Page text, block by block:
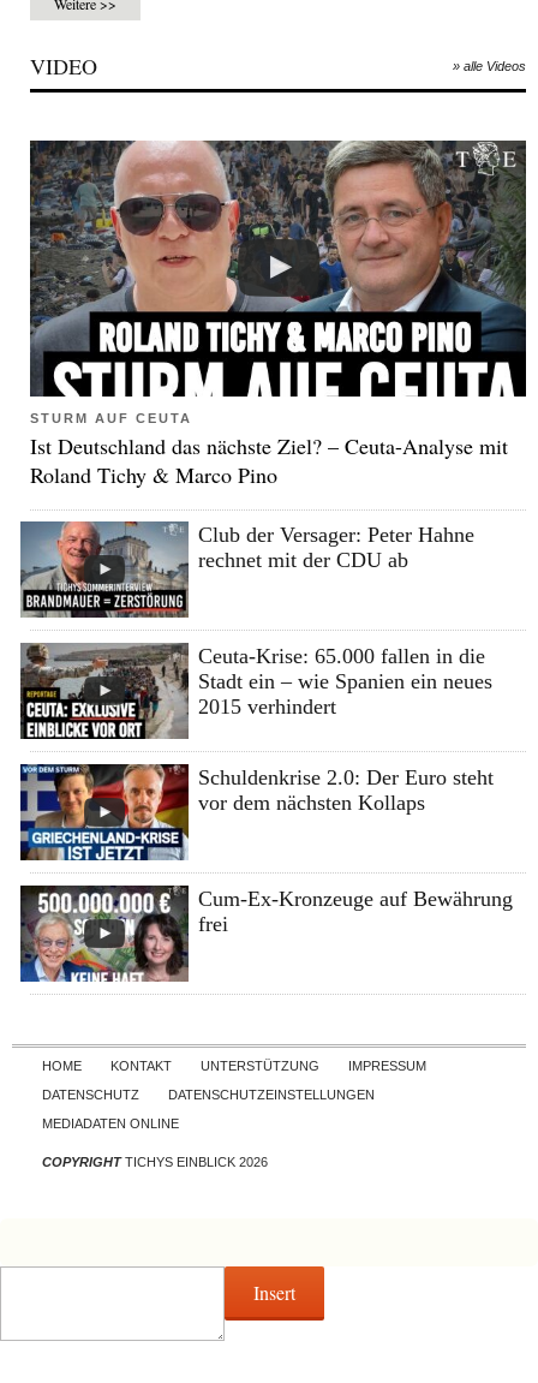
VIDEO » alle Videos
STURM AUF CEUTA
Ist Deutschland das nächste Ziel? – Ceuta-Analyse mit
Roland Tichy & Marco Pino
Club der Versager: Peter Hahne
rechnet mit der CDU ab
Ceuta-Krise: 65.000 fallen in die
Stadt ein – wie Spanien ein neues
2015 verhindert
Schuldenkrise 2.0: Der Euro steht
vor dem nächsten Kollaps
Cum-Ex-Kronzeuge auf Bewährung
frei
Skip to content
HOME KONTAKT UNTERSTÜTZUNG
IMPRESSUM
DATENSCHUTZ
DATENSCHUTZEINSTELLUNGEN
MEDIADATEN ONLINE
COPYRIGHTTICHYS EINBLICK 2026
Insert